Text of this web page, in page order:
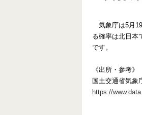
気象庁は5月
る確率は北日本
です。
《出所・参考》
国土交通省気象
https://